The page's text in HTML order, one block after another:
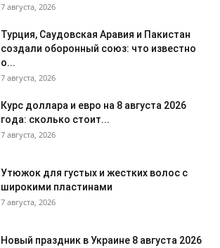
7 августа, 2026
Турция, Саудовская Аравия и Пакистан
создали оборонный союз: что известно
о...
7 августа, 2026
Курс доллара и евро на 8 августа 2026
года: сколько стоит...
7 августа, 2026
Утюжок для густых и жестких волос с
широкими пластинами
7 августа, 2026
Новый праздник в Украине 8 августа 2026